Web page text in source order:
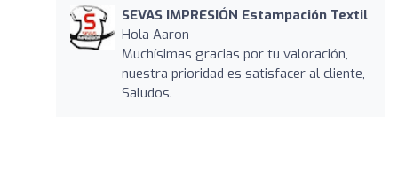
SEVAS IMPRESIÓN Estampación Textil
Hola Aaron
Muchísimas gracias por tu valoración,
nuestra prioridad es satisfacer al cliente,
Saludos.